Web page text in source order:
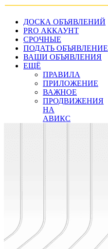
ДОСКА ОБЪЯВЛЕНИЙ
PRO АККАУНТ
СРОЧНЫЕ
ПОДАТЬ ОБЪЯВЛЕНИЕ
ВАШИ ОБЪЯВЛЕНИЯ
ЕЩЁ
ПРАВИЛА
ПРИЛОЖЕНИЕ
ВАЖНОЕ
ПРОДВИЖЕНИЯ
НА
АВИКС